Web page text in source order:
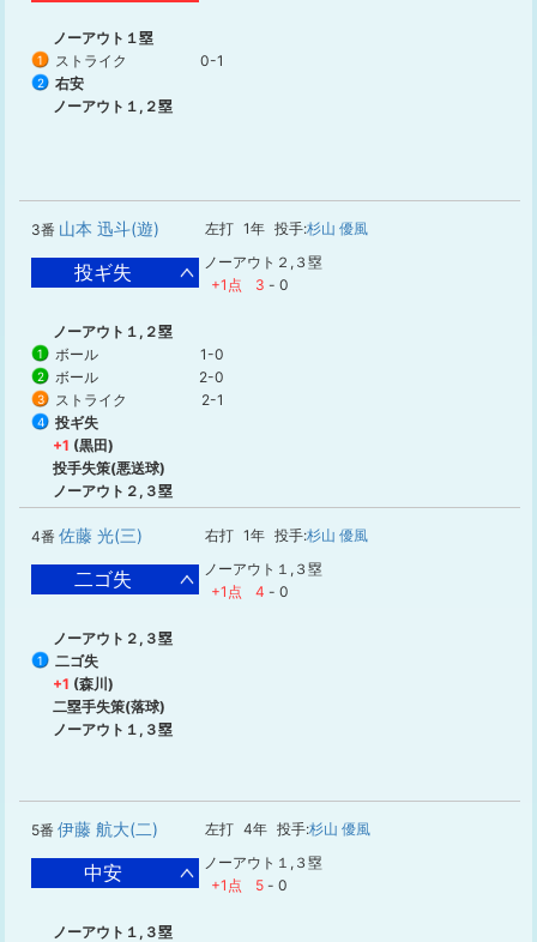
ノーアウト１塁
1 ストライク 0-1
2
右安
ノーアウト１,２塁
3番 山本 迅斗(遊) 左打 1年 投手:杉山 優風
投ギ失
ノーアウト２,３塁
+1点
3 - 0
ノーアウト１,２塁
1 ボール 1-0
2 ボール 2-0
3 ストライク 2-1
4
投ギ失
+1 (黒田)
投手失策(悪送球)
ノーアウト２,３塁
4番 佐藤 光(三) 右打 1年 投手:杉山 優風
二ゴ失
ノーアウト１,３塁
+1点
4 - 0
ノーアウト２,３塁
1
二ゴ失
+1 (森川)
二塁手失策(落球)
ノーアウト１,３塁
5番 伊藤 航大(二) 左打 4年 投手:杉山 優風
中安
ノーアウト１,３塁
+1点
5 - 0
ノーアウト１,３塁